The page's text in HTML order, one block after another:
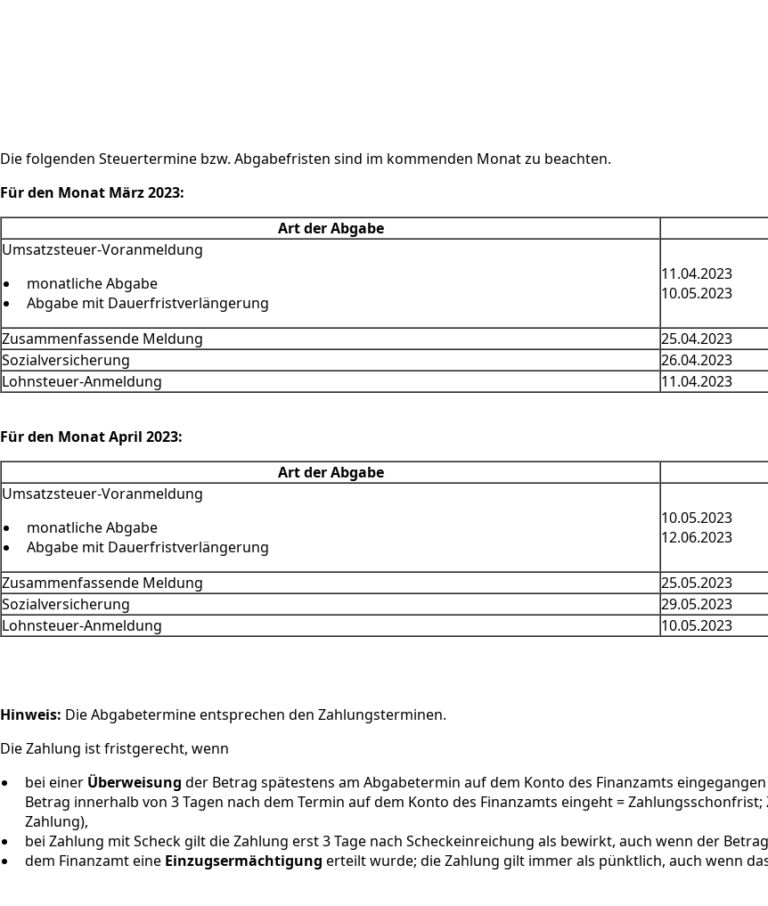
Die folgenden Steuertermine bzw. Abgabefristen sind im kommenden Monat zu beachten.
Für den Monat März 2023:
Art der Abgabe
Umsatzsteuer-Voranmeldung
monatliche Abgabe
Abgabe mit Dauerfristverlängerung
11.04.2023
10.05.2023
Zusammenfassende Meldung
25.04.2023
Sozialversicherung
26.04.2023
Lohnsteuer-Anmeldung
11.04.2023
Für den Monat April 2023:
Art der Abgabe
Umsatzsteuer-Voranmeldung
monatliche Abgabe
Abgabe mit Dauerfristverlängerung
10.05.2023
12.06.2023
Zusammenfassende Meldung
25.05.2023
Sozialversicherung
29.05.2023
Lohnsteuer-Anmeldung
10.05.2023
Hinweis: Die Abgabetermine entsprechen den Zahlungsterminen.
Die Zahlung ist fristgerecht, wenn
bei einer Überweisung der Betrag spätestens am Abgabetermin auf dem Konto des Finanzamts
Betrag innerhalb von 3 Tagen nach dem Termin auf dem Konto des Finanzamts eingeht =
Zahlung),
bei Zahlung mit Scheck gilt die Zahlung erst 3 Tage nach Scheckeinreichung als bewirkt, auch wenn der
dem Finanzamt eine Einzugsermächtigung erteilt wurde; die Zahlung gilt immer als pünktlich, auch wenn